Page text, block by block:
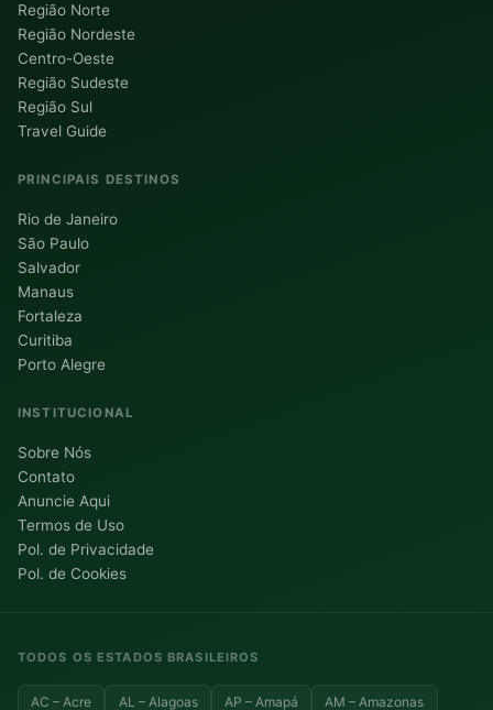
Região Norte
Região Nordeste
Centro-Oeste
Região Sudeste
Região Sul
Travel Guide
PRINCIPAIS DESTINOS
Rio de Janeiro
São Paulo
Salvador
Manaus
Fortaleza
Curitiba
Porto Alegre
INSTITUCIONAL
Sobre Nós
Contato
Anuncie Aqui
Termos de Uso
Pol. de Privacidade
Pol. de Cookies
TODOS OS ESTADOS BRASILEIROS
AC – Acre AL – Alagoas AP – Amapá AM – Amazonas